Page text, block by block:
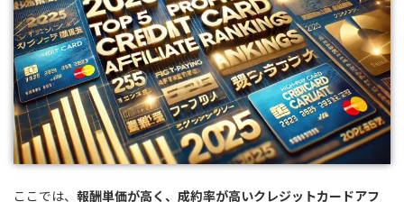
ここでは、 報酬単価が高く、成約率が高いクレジットカードアフ